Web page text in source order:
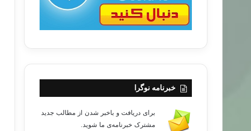
خبرنامه نوگرا
برای دریافت و باخبر شدن از مطالب جدید
مشترک خبرنامه‌ی ما شوید.